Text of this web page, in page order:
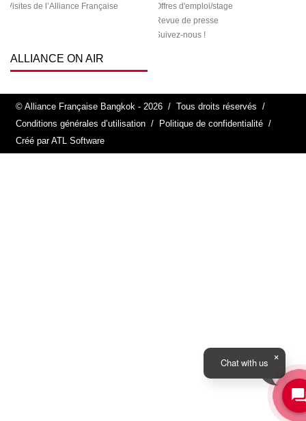
Visites de l’Alliance Française
Offres d'emploi/stage
Revue de presse
Suivez-nous !
ALLIANCE ON AIR
© Alliance Française Bangkok - 2026 / Tous droits réservés /
Conditions générales d’utilisation / Politique de confidentialité /
Créé par ATL Software
Chat with us